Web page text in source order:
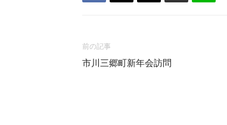
前の記事
市川三郷町新年会訪問